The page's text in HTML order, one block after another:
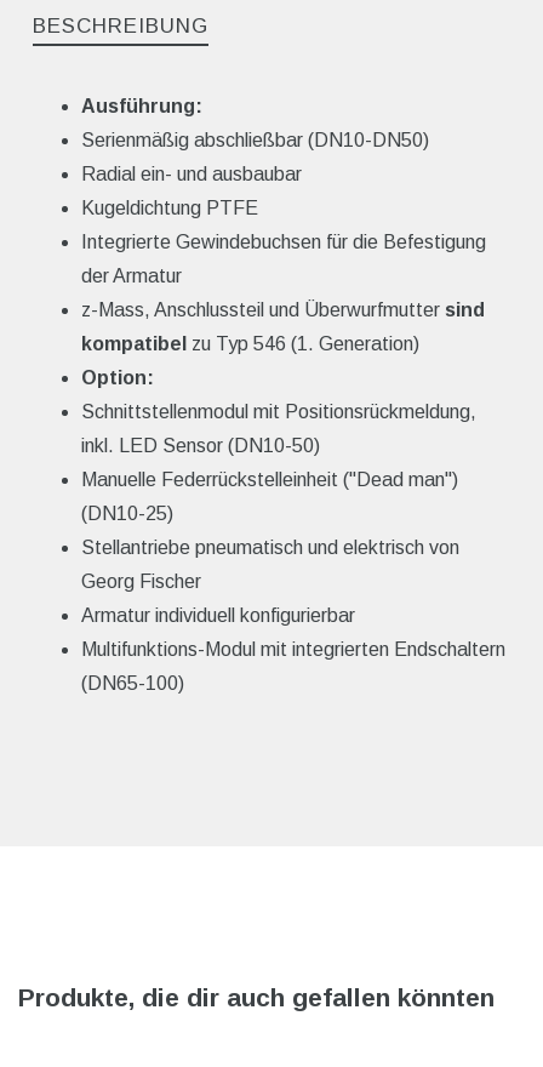
BESCHREIBUNG
Ausführung:
Serienmäßig abschließbar (DN10-DN50)
Radial ein- und ausbaubar
Kugeldichtung PTFE
Integrierte Gewindebuchsen für die Befestigung
der Armatur
z-Mass, Anschlussteil und Überwurfmutter sind
kompatibel zu Typ 546 (1. Generation)
Option:
Schnittstellenmodul mit Positionsrückmeldung,
inkl. LED Sensor (DN10-50)
Manuelle Federrückstelleinheit ("Dead man")
(DN10-25)
Stellantriebe pneumatisch und elektrisch von
Georg Fischer
Armatur individuell konfigurierbar
Multifunktions-Modul mit integrierten Endschaltern
(DN65-100)
Produkte, die dir auch gefallen könnten